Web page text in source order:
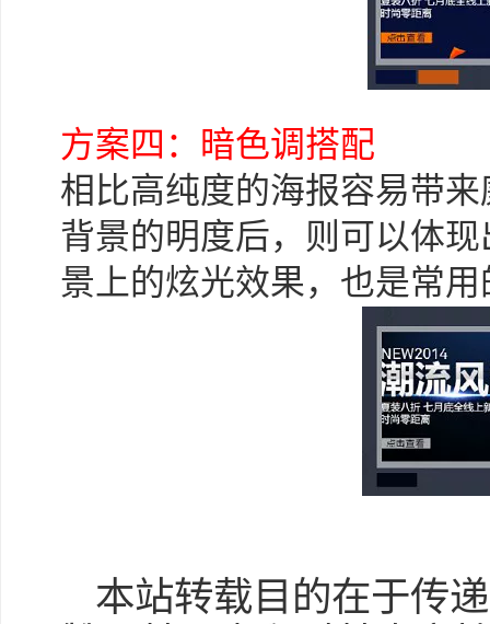
方案四：暗色调搭配
相比高纯度的海报容易带
背景的明度后，则可以体
景上的炫光效果，也是常
本站转载目的在于传